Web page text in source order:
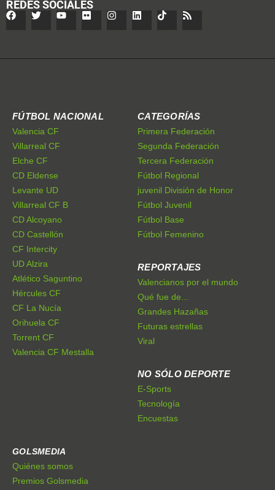
REDES SOCIALES
FÚTBOL NACIONAL
Valencia CF
Villarreal CF
Elche CF
CD Eldense
Levante UD
Villarreal CF B
CD Alcoyano
CD Castellón
CF Intercity
UD Alzira
Atlético Saguntino
Hércules CF
CF La Nucía
Orihuela CF
Torrent CF
Valencia CF Mestalla
CATEGORÍAS
Primera Federación
Segunda Federación
Tercera Federación
Fútbol Regional
juvenil División de Honor
Fútbol Juvenil
Fútbol Base
Fútbol Femenino
REPORTAJES
Valencianos por el mundo
Qué fue de...
Grandes Hazañas
Futuras estrellas
Viral
NO SÓLO DEPORTE
E-Sports
Tecnología
Encuestas
GOLSMEDIA
Quiénes somos
Premios Golsmedia